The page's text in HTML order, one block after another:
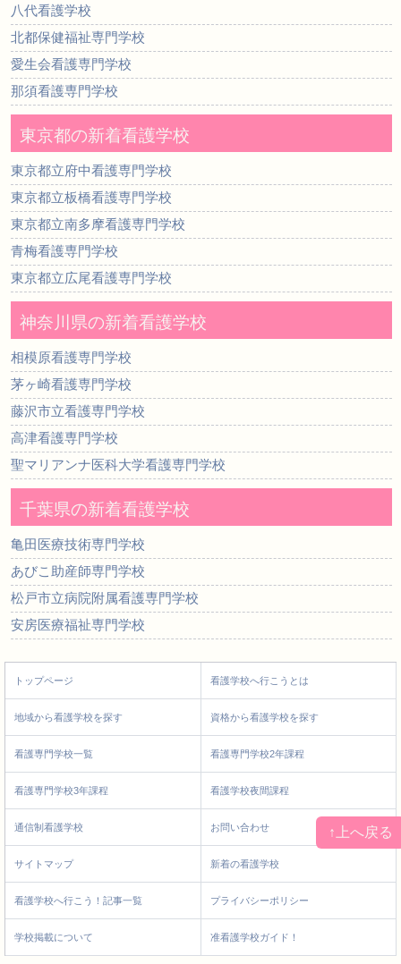
八代看護学校
北都保健福祉専門学校
愛生会看護専門学校
那須看護専門学校
東京都の新着看護学校
東京都立府中看護専門学校
東京都立板橋看護専門学校
東京都立南多摩看護専門学校
青梅看護専門学校
東京都立広尾看護専門学校
神奈川県の新着看護学校
相模原看護専門学校
茅ヶ崎看護専門学校
藤沢市立看護専門学校
高津看護専門学校
聖マリアンナ医科大学看護専門学校
千葉県の新着看護学校
亀田医療技術専門学校
あびこ助産師専門学校
松戸市立病院附属看護専門学校
安房医療福祉専門学校
↑上へ戻る
トップページ 看護学校へ行こうとは
地域から看護学校を探す 資格から看護学校を探す
看護専門学校一覧 看護専門学校2年課程
看護専門学校3年課程 看護学校夜間課程
通信制看護学校 お問い合わせ
サイトマップ 新着の看護学校
看護学校へ行こう！記事一覧 プライバシーポリシー
学校掲載について 准看護学校ガイド！